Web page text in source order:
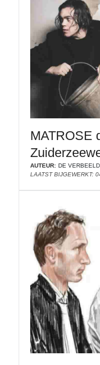
MATROSE
AUTEUR: DE
LAATST BIJGEWERKT: